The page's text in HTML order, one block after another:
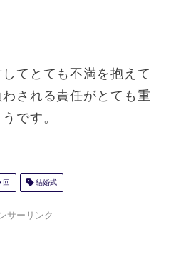
してとても不満を抱えて
される責任がとても重
です。
回 結婚式
サーリンク